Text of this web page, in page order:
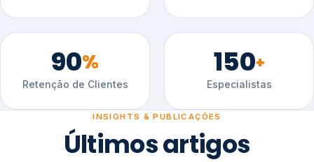
90%
Retenção de Clientes
150+
Especialistas
INSIGHTS & PUBLICAÇÕES
Últimos artigos